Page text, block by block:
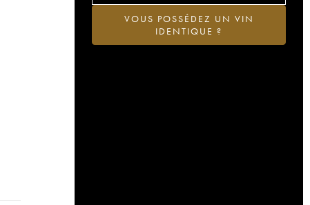
VOUS POSSÉDEZ UN VIN
IDENTIQUE ?